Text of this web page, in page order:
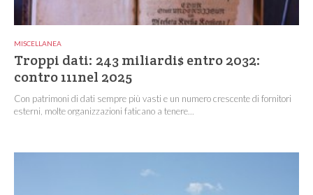
MISCELLANEA
Troppi dati: 243 miliardi$ entro 2032:
contro 111nel 2025
Con patrimoni di dati sempre più vasti e un numero crescente di fornitori
esterni, molte organizzazioni faticano a tenere...